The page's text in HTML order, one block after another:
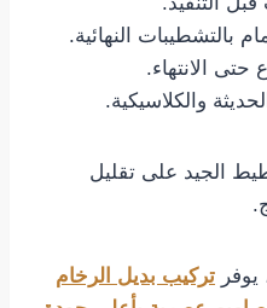
بالتشطيبات النهائية.
حتى الانتهاء.
والكلاسيكية.
الجيد على تقليل
تركيب بديل الرخام